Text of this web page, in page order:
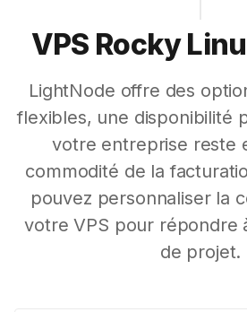
VPS Rocky
LightNode offre des
flexibles, une disponibilité
votre entreprise reste
commodité de la
pouvez personnaliser la
votre VPS pour répondre
de projet.